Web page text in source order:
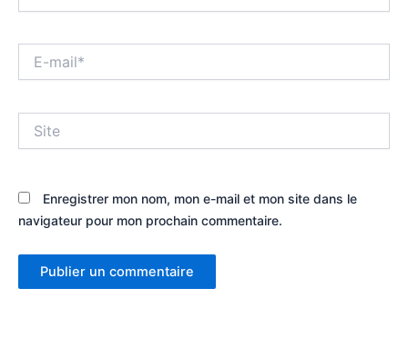
mail*
Enregistrer mon nom, mon e-mail et mon site dans le
navigateur pour mon prochain commentaire.